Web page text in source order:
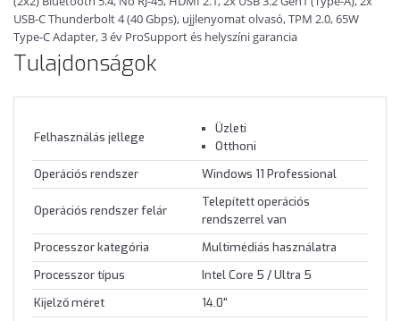
USB-C Thunderbolt 4 (40 Gbps), ujjlenyomat olvasó, TPM 2.0, 65W
Type-C Adapter, 3 év ProSupport és helyszíni garancia
Tulajdonságok
Felhasználás jellege
Üzleti
Otthoni
Operációs rendszer
Windows 11 Professional
Operációs rendszer felár
Telepített operációs
rendszerrel van
Processzor kategória
Multimédiás használatra
Processzor típus
Intel Core 5 / Ultra 5
Kijelző méret
14.0"